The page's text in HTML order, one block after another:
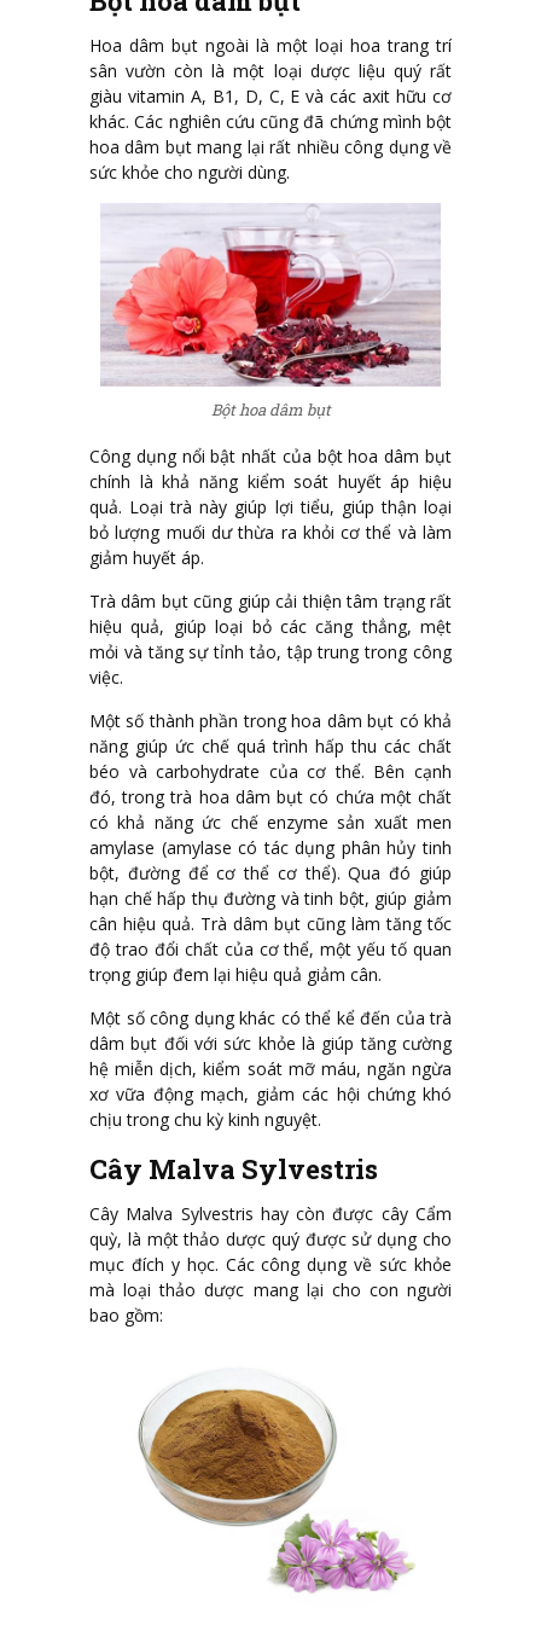
Hoa dâm bụt ngoài là một loại hoa trang trí
sân vườn còn là một loại dược liệu quý rất
giàu vitamin A, B1, D, C, E và các axit hữu cơ
khác. Các nghiên cứu cũng đã chứng mình bột
hoa dâm bụt mang lại rất nhiều công dụng về
sức khỏe cho người dùng.
Bột hoa dâm bụt
Công dụng nổi bật nhất của bột hoa dâm bụt
chính là khả năng kiểm soát huyết áp hiệu
quả. Loại trà này giúp lợi tiểu, giúp thận loại
bỏ lượng muối dư thừa ra khỏi cơ thể và làm
giảm huyết áp.
Trà dâm bụt cũng giúp cải thiện tâm trạng rất
hiệu quả, giúp loại bỏ các căng thẳng, mệt
mỏi và tăng sự tỉnh tảo, tập trung trong công
việc.
Một số thành phần trong hoa dâm bụt có khả
năng giúp ức chế quá trình hấp thu các chất
béo và carbohydrate của cơ thể. Bên cạnh
đó, trong trà hoa dâm bụt có chứa một chất
có khả năng ức chế enzyme sản xuất men
amylase (amylase có tác dụng phân hủy tinh
bột, đường để cơ thể cơ thể). Qua đó giúp
hạn chế hấp thụ đường và tinh bột, giúp giảm
cân hiệu quả. Trà dâm bụt cũng làm tăng tốc
độ trao đổi chất của cơ thể, một yếu tố quan
trọng giúp đem lại hiệu quả giảm cân.
Một số công dụng khác có thể kể đến của trà
dâm bụt đối với sức khỏe là giúp tăng cường
hệ miễn dịch, kiểm soát mỡ máu, ngăn ngừa
xơ vữa động mạch, giảm các hội chứng khó
chịu trong chu kỳ kinh nguyệt.
Cây Malva Sylvestris
Cây Malva Sylvestris hay còn được cây Cẩm
quỳ, là một thảo dược quý được sử dụng cho
mục đích y học. Các công dụng về sức khỏe
mà loại thảo dược mang lại cho con người
bao gồm: